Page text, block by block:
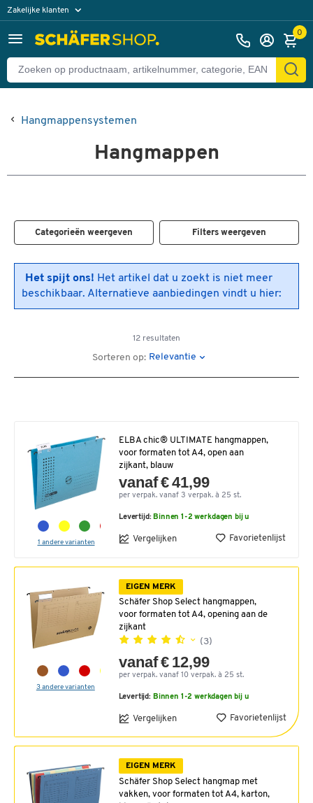
Zakelijke klanten
Particuliere klanten 0
Hangmappensystemen
Hangmappen
Categorieën weergeven Filters weergeven
Het spijt ons! Het artikel dat u zoekt is niet meer
beschikbaar. Alternatieve aanbiedingen vindt u hier:
12 resultaten
Sorteren op: Relevantie
1 andere varianten
ELBA chic® ULTIMATE hangmappen,
voor formaten tot A4, open aan
zijkant, blauw
vanaf € 41,99
per verpak. vanaf 3 verpak. à 25 st.
Levertijd: Binnen 1-2 werkdagen bij u
Vergelijken Favorietenlijst
3 andere varianten
EIGEN MERK
Schäfer Shop Select hangmappen,
voor formaten tot A4, opening aan de
zijkant
(3)
vanaf € 12,99
per verpak. vanaf 10 verpak. à 25 st.
Levertijd: Binnen 1-2 werkdagen bij u
Vergelijken Favorietenlijst
EIGEN MERK
Schäfer Shop Select hangmap met
vakken, voor formaten tot A4, karton,